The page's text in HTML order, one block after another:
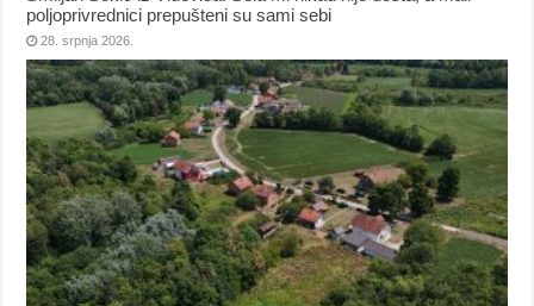
poljoprivrednici prepušteni su sami sebi
28. srpnja 2026.